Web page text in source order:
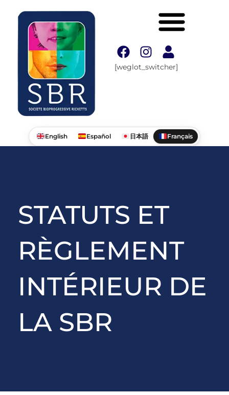
[weglot_switcher]
English Español 日本語 Français
STATUTS ET
RÈGLEMENT
INTÉRIEUR DE
LA SBR